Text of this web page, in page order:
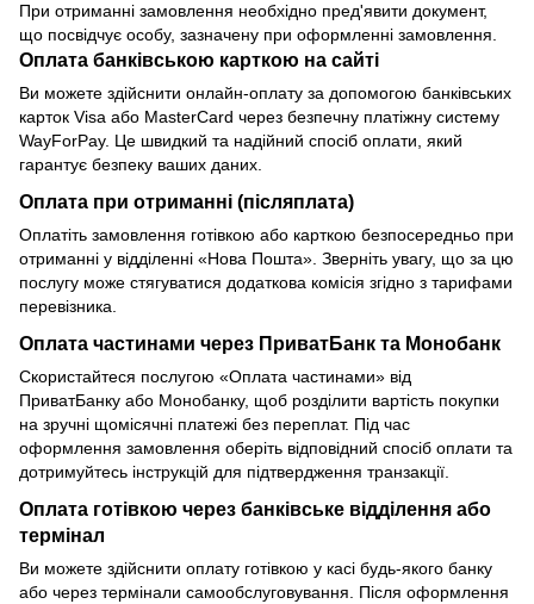
При отриманні замовлення необхідно пред'явити документ,
що посвідчує особу, зазначену при оформленні замовлення.
Оплата банківською карткою на сайті
Ви можете здійснити онлайн-оплату за допомогою банківських
карток Visa або MasterCard через безпечну платіжну систему
WayForPay. Це швидкий та надійний спосіб оплати, який
гарантує безпеку ваших даних.
Оплата при отриманні (післяплата)
Оплатіть замовлення готівкою або карткою безпосередньо при
отриманні у відділенні «Нова Пошта». Зверніть увагу, що за цю
послугу може стягуватися додаткова комісія згідно з тарифами
перевізника.
Оплата частинами через ПриватБанк та Монобанк
Скористайтеся послугою «Оплата частинами» від
ПриватБанку або Монобанку, щоб розділити вартість покупки
на зручні щомісячні платежі без переплат. Під час
оформлення замовлення оберіть відповідний спосіб оплати та
дотримуйтесь інструкцій для підтвердження транзакції.
Оплата готівкою через банківське відділення або
термінал
Ви можете здійснити оплату готівкою у касі будь-якого банку
або через термінали самообслуговування. Після оформлення